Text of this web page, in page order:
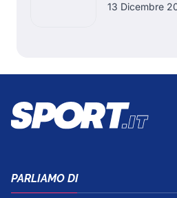
13 Dicembre
PARLIAMO DI